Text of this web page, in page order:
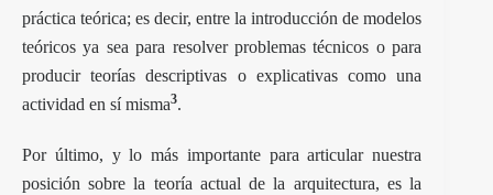
práctica teórica; es decir, entre la introducción de modelos
teóricos ya sea para resolver problemas técnicos o para
producir teorías descriptivas o explicativas como una
actividad en sí misma3.
Por último, y lo más importante para articular nuestra
posición sobre la teoría actual de la arquitectura, es la